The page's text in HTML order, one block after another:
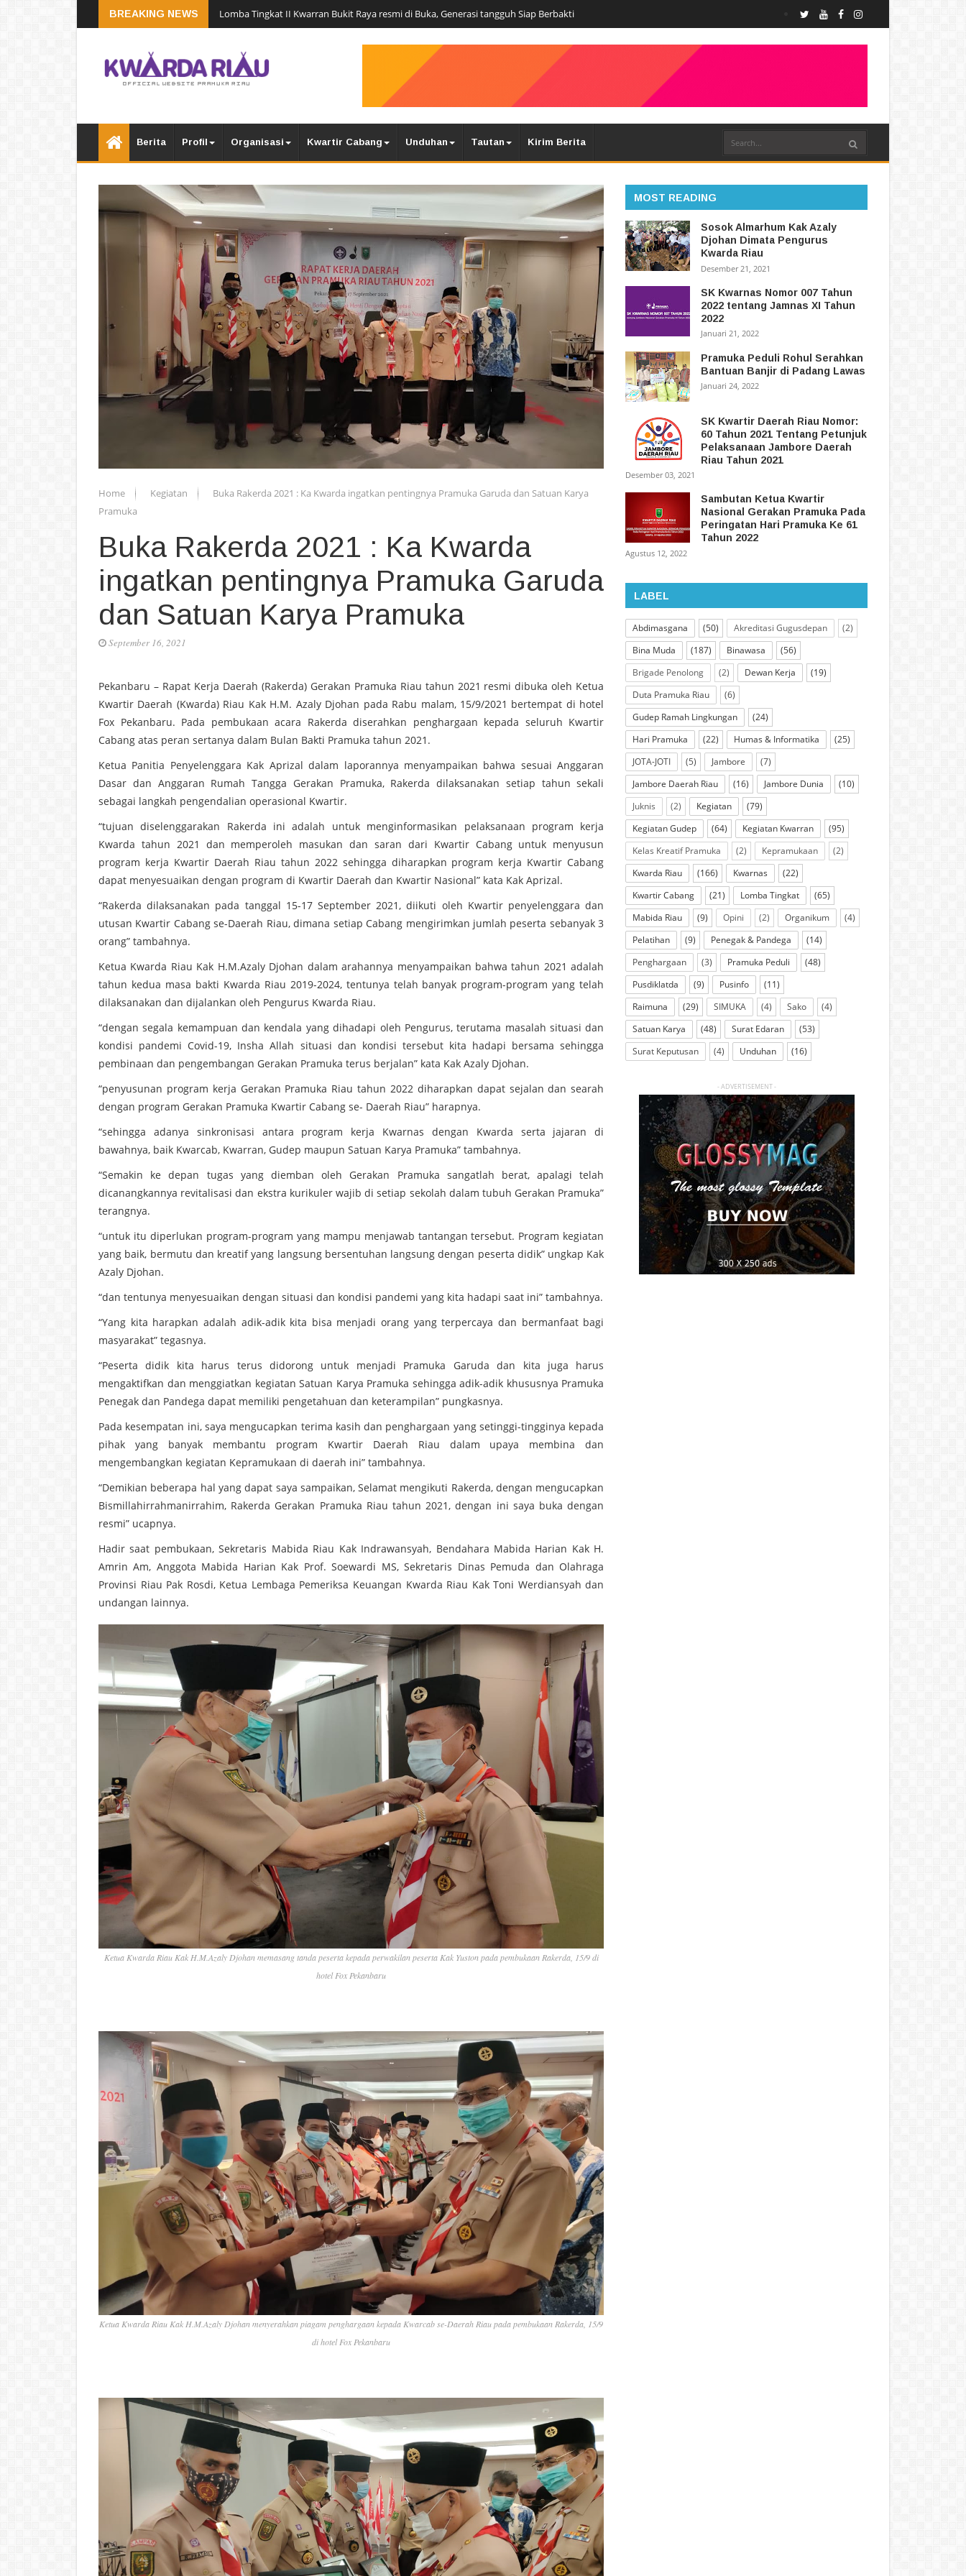
BREAKING NEWS Lomba Tingkat II Kwarran Bukit Raya resmi di Buka, Generasi tangguh Siap Berbakti
Berita Profil Organisasi Kwartir Cabang Unduhan Tautan Kirim Berita
Home Kegiatan
Buka Rakerda 2021 : Ka Kwarda ingatkan pentingnya Pramuka Garuda dan Satuan Karya
Pramuka
Buka Rakerda 2021 : Ka Kwarda
ingatkan pentingnya Pramuka Garuda
dan Satuan Karya Pramuka
September 16, 2021
Pekanbaru – Rapat Kerja Daerah (Rakerda) Gerakan Pramuka Riau tahun 2021 resmi dibuka oleh Ketua
Kwartir Daerah (Kwarda) Riau Kak H.M. Azaly Djohan pada Rabu malam, 15/9/2021 bertempat di hotel
Fox Pekanbaru. Pada pembukaan acara Rakerda diserahkan penghargaan kepada seluruh Kwartir
Cabang atas peran sertanya dalam Bulan Bakti Pramuka tahun 2021.
Ketua Panitia Penyelenggara Kak Aprizal dalam laporannya menyampaikan bahwa sesuai Anggaran
Dasar dan Anggaran Rumah Tangga Gerakan Pramuka, Rakerda dilaksanakan setiap tahun sekali
sebagai langkah pengendalian operasional Kwartir.
“tujuan diselenggarakan Rakerda ini adalah untuk menginformasikan pelaksanaan program kerja
Kwarda tahun 2021 dan memperoleh masukan dan saran dari Kwartir Cabang untuk menyusun
program kerja Kwartir Daerah Riau tahun 2022 sehingga diharapkan program kerja Kwartir Cabang
dapat menyesuaikan dengan program di Kwartir Daerah dan Kwartir Nasional” kata Kak Aprizal.
“Rakerda dilaksanakan pada tanggal 15-17 September 2021, diikuti oleh Kwartir penyelenggara dan
utusan Kwartir Cabang se-Daerah Riau, dimana setiap Cabang mengirimkan jumlah peserta sebanyak 3
orang” tambahnya.
Ketua Kwarda Riau Kak H.M.Azaly Djohan dalam arahannya menyampaikan bahwa tahun 2021 adalah
tahun kedua masa bakti Kwarda Riau 2019-2024, tentunya telah banyak program-program yang telah
dilaksanakan dan dijalankan oleh Pengurus Kwarda Riau.
“dengan segala kemampuan dan kendala yang dihadapi oleh Pengurus, terutama masalah situasi dan
kondisi pandemi Covid-19, Insha Allah situasi dan kondisi tersebut kita hadapi bersama sehingga
pembinaan dan pengembangan Gerakan Pramuka terus berjalan” kata Kak Azaly Djohan.
“penyusunan program kerja Gerakan Pramuka Riau tahun 2022 diharapkan dapat sejalan dan searah
dengan program Gerakan Pramuka Kwartir Cabang se- Daerah Riau” harapnya.
“sehingga adanya sinkronisasi antara program kerja Kwarnas dengan Kwarda serta jajaran di
bawahnya, baik Kwarcab, Kwarran, Gudep maupun Satuan Karya Pramuka” tambahnya.
“Semakin ke depan tugas yang diemban oleh Gerakan Pramuka sangatlah berat, apalagi telah
dicanangkannya revitalisasi dan ekstra kurikuler wajib di setiap sekolah dalam tubuh Gerakan Pramuka”
terangnya.
“untuk itu diperlukan program-program yang mampu menjawab tantangan tersebut. Program kegiatan
yang baik, bermutu dan kreatif yang langsung bersentuhan langsung dengan peserta didik” ungkap Kak
Azaly Djohan.
“dan tentunya menyesuaikan dengan situasi dan kondisi pandemi yang kita hadapi saat ini” tambahnya.
“Yang kita harapkan adalah adik-adik kita bisa menjadi orang yang terpercaya dan bermanfaat bagi
masyarakat” tegasnya.
“Peserta didik kita harus terus didorong untuk menjadi Pramuka Garuda dan kita juga harus
mengaktifkan dan menggiatkan kegiatan Satuan Karya Pramuka sehingga adik-adik khususnya Pramuka
Penegak dan Pandega dapat memiliki pengetahuan dan keterampilan” pungkasnya.
Pada kesempatan ini, saya mengucapkan terima kasih dan penghargaan yang setinggi-tingginya kepada
pihak yang banyak membantu program Kwartir Daerah Riau dalam upaya membina dan
mengembangkan kegiatan Kepramukaan di daerah ini” tambahnya.
“Demikian beberapa hal yang dapat saya sampaikan, Selamat mengikuti Rakerda, dengan mengucapkan
Bismillahirrahmanirrahim, Rakerda Gerakan Pramuka Riau tahun 2021, dengan ini saya buka dengan
resmi” ucapnya.
Hadir saat pembukaan, Sekretaris Mabida Riau Kak Indrawansyah, Bendahara Mabida Harian Kak H.
Amrin Am, Anggota Mabida Harian Kak Prof. Soewardi MS, Sekretaris Dinas Pemuda dan Olahraga
Provinsi Riau Pak Rosdi, Ketua Lembaga Pemeriksa Keuangan Kwarda Riau Kak Toni Werdiansyah dan
undangan lainnya.
Ketua Kwarda Riau Kak H.M.Azaly Djohan memasang tanda peserta kepada perwakilan peserta Kak Yuston pada pembukaan Rakerda, 15/9 di
hotel Fox Pekanbaru
Ketua Kwarda Riau Kak H.M.Azaly Djohan menyerahkan piagam penghargaan kepada Kwarcab se-Daerah Riau pada pembukaan Rakerda, 15/9
di hotel Fox Pekanbaru
MOST READING
Sosok Almarhum Kak Azaly
Djohan Dimata Pengurus
Kwarda Riau
Desember 21, 2021
SK Kwarnas Nomor 007 Tahun
2022 tentang Jamnas XI Tahun
2022
Januari 21, 2022
Pramuka Peduli Rohul Serahkan
Bantuan Banjir di Padang Lawas
Januari 24, 2022
SK Kwartir Daerah Riau Nomor:
60 Tahun 2021 Tentang Petunjuk
Pelaksanaan Jambore Daerah
Riau Tahun 2021
Desember 03, 2021
Sambutan Ketua Kwartir
Nasional Gerakan Pramuka Pada
Peringatan Hari Pramuka Ke 61
Tahun 2022
Agustus 12, 2022
LABEL
Abdimasgana (50) Akreditasi Gugusdepan
(2)
Bina Muda
(187) Binawasa
(56)
Brigade Penolong
(2) Dewan Kerja
(19)
Duta Pramuka Riau
(6)
Gudep Ramah Lingkungan
(24)
Hari Pramuka
(22) Humas & Informatika
(25)
JOTA-JOTI
(5) Jambore
(7)
Jambore Daerah Riau
(16) Jambore Dunia
(10)
Juknis
(2) Kegiatan
(79)
Kegiatan Gudep
(64) Kegiatan Kwarran
(95)
Kelas Kreatif Pramuka
(2) Kepramukaan
(2)
Kwarda Riau
(166) Kwarnas
(22)
Kwartir Cabang
(21) Lomba Tingkat
(65)
Mabida Riau
(9) Opini (2) Organikum
(4)
Pelatihan
(9) Penegak & Pandega
(14)
Penghargaan
(3) Pramuka Peduli
(48)
Pusdiklatda
(9) Pusinfo
(11)
Raimuna
(29) SIMUKA (4) Sako
(4)
Satuan Karya
(48) Surat Edaran
(53)
Surat Keputusan
(4) Unduhan (16)
- ADVERTISEMENT -